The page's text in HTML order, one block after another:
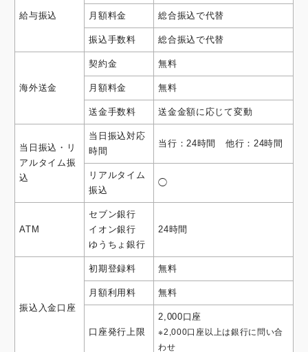
給与振込 月額料金 総合振込で代替
振込手数料 総合振込で代替
海外送金
契約金 無料
月額料金 無料
送金手数料 送金金額に応じて変動
当日振込・リ
アルタイム振
込
当日振込対応
時間
当行：24時間 他行：24時間
リアルタイム
振込
◯
ATM
セブン銀行
イオン銀行
ゆうちょ銀行
24時間
振込入金口座
初期登録料 無料
月額利用料 無料
口座発行上限
2,000口座
※2,000口座以上は銀行に問い合
わせ